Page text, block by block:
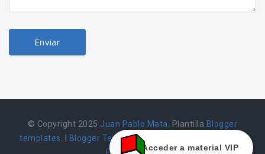
Acceder a material VIP
© Copyright 2025 Juan Pablo Mata . Plantilla Blogger
templates
Blogger Templates